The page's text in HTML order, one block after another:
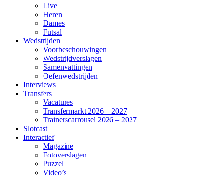
Live
Heren
Dames
Futsal
Wedstrijden
Voorbeschouwingen
Wedstrijdverslagen
Samenvattingen
Oefenwedstrijden
Interviews
Transfers
Vacatures
Transfermarkt 2026 – 2027
Trainerscarrousel 2026 – 2027
Slotcast
Interactief
Magazine
Fotoverslagen
Puzzel
Video’s